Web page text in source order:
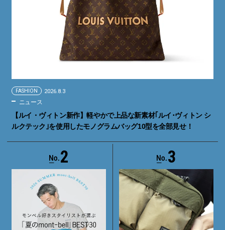
FASHION 2026.8.3
ニュース
【ルイ・ヴィトン新作】軽やかで上品な新素材｢ルイ･ヴィトン シ
ルクテック｣を使用したモノグラムバッグ10型を全部見せ！
2 3